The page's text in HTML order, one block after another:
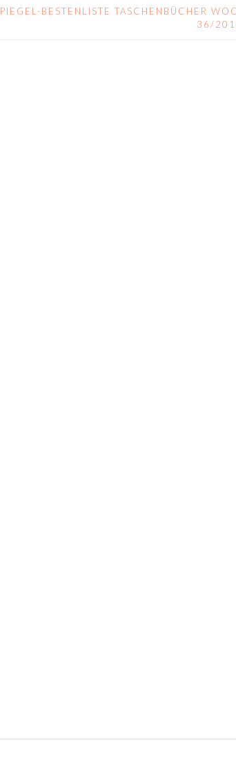
BESTENLISTE TASCHENBÜCHER
36/